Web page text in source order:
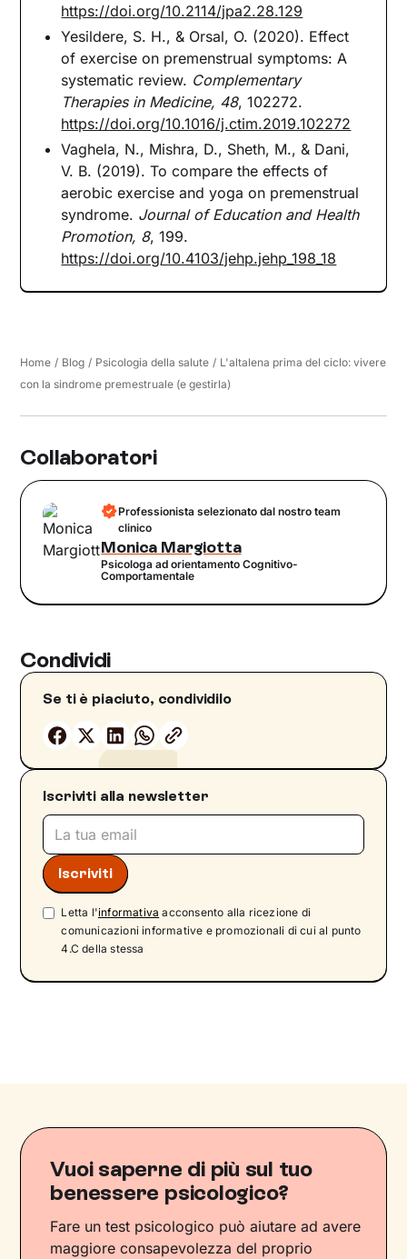
https://doi.org/10.2114/jpa2.28.129
Yesildere, S. H., & Orsal, O. (2020). Effect
of exercise on premenstrual symptoms: A
systematic review. Complementary
Therapies in Medicine, 48, 102272.
https://doi.org/10.1016/j.ctim.2019.102272
Vaghela, N., Mishra, D., Sheth, M., & Dani,
V. B. (2019). To compare the effects of
aerobic exercise and yoga on premenstrual
syndrome. Journal of Education and Health
Promotion, 8, 199.
https://doi.org/10.4103/jehp.jehp_198_18
Home / Blog / Psicologia della salute / L'altalena prima del ciclo: vivere
con la sindrome premestruale (e gestirla)
Collaboratori
Professionista selezionato dal nostro team
clinico
Monica Margiotta
Psicologa ad orientamento Cognitivo-
Comportamentale
Condividi
Se ti è piaciuto, condividilo
Iscriviti alla newsletter
Letta l'informativa acconsento alla ricezione di
comunicazioni informative e promozionali di cui al punto
4.C della stessa
Vuoi saperne di più sul tuo
benessere psicologico?
Fare un test psicologico può aiutare ad avere
maggiore consapevolezza del proprio